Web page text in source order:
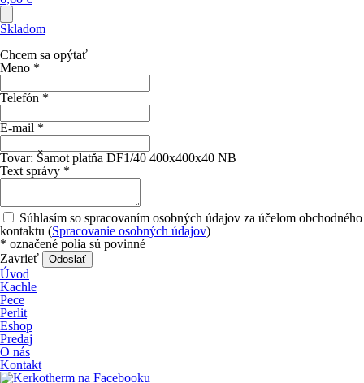
Skladom
Chcem sa opýtať
Meno *
Telefón *
E-mail *
Tovar: Šamot platňa DF1/40 400x400x40 NB
Text správy *
Súhlasím so spracovaním osobných údajov za účelom obchodného
kontaktu (Spracovanie osobných údajov)
* označené polia sú povinné
Zavrieť
Odoslať
Úvod
Kachle
Pece
Perlit
Eshop
Predaj
O nás
Kontakt